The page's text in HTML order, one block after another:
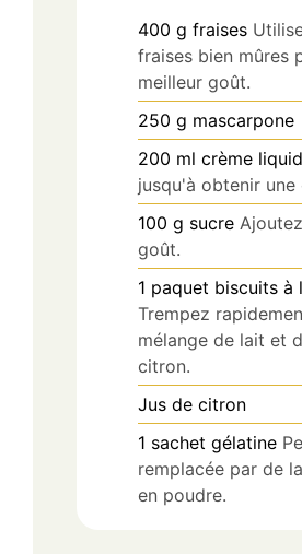
400 g fraises
fraises bien mûres
meilleur goût.
250 g mascarpone
200 ml crème
jusqu'à obtenir une
100 g sucre
goût.
1 paquet biscuits à
Trempez
mélange de lait et
citron.
Jus de citron
1 sachet gélatine
remplacée par de
en poudre.